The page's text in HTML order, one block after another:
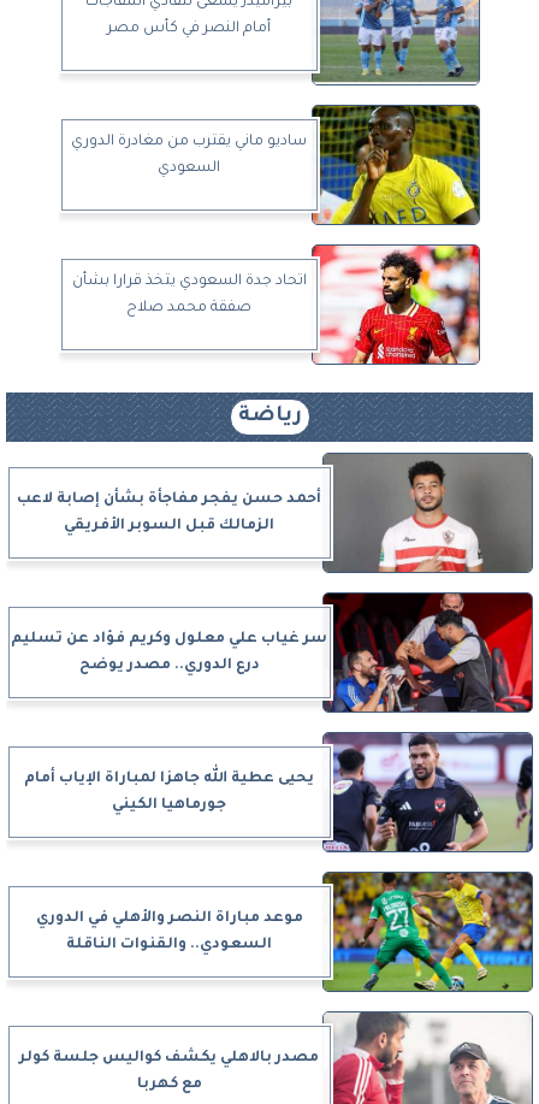
أمام النصر في كأس مصر
ساديو ماني يقترب من مغادرة الدوري
السعودي
اتحاد جدة السعودي يتخذ قرارا بشأن
صفقة محمد صلاح
رياضة
أحمد حسن يفجر مفاجأة بشأن إصابة لاعب
الزمالك قبل السوبر الأفريقي
سر غياب علي معلول وكريم فؤاد عن تسليم
درع الدوري.. مصدر يوضح
يحيى عطية الله جاهزا لمباراة الإياب أمام
جورماهيا الكيني
موعد مباراة النصر والأهلي في الدوري
السعودي.. والقنوات الناقلة
مصدر بالاهلي يكشف كواليس جلسة كولر
مع كهربا